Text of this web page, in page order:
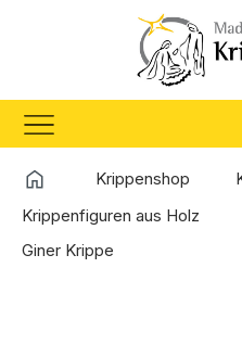
Zum Hauptinhalt springen
StartseiteKrippenshop
Krippenfiguren aus Holz
Giner Krippe